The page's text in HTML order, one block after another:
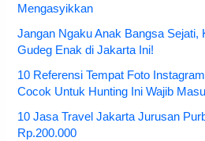
Mengasyikkan
Jangan Ngaku Anak Bangsa Sejati,
Gudeg Enak di Jakarta Ini!
10 Referensi Tempat Foto
Cocok Untuk Hunting Ini Wajib
10 Jasa Travel Jakarta Jurusan
Rp.200.000